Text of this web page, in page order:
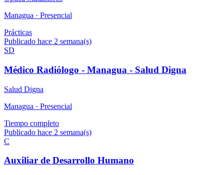
Managua · Presencial
Prácticas
Publicado hace 2 semana(s)
SD
Médico Radiólogo - Managua - Salud Digna
Salud Digna
Managua · Presencial
Tiempo completo
Publicado hace 2 semana(s)
C
Auxiliar de Desarrollo Humano